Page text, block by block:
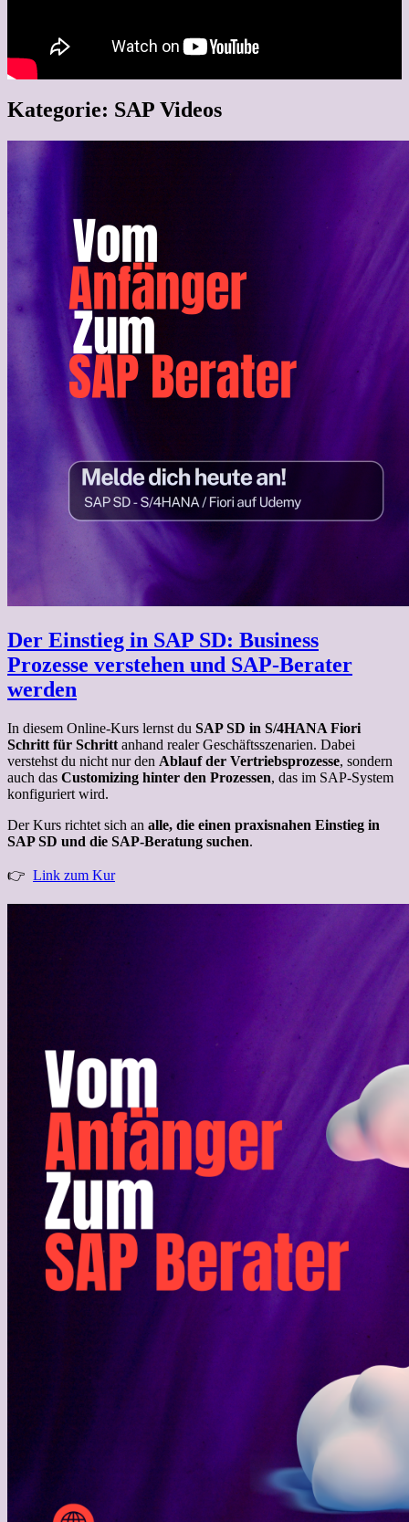
Kategorie: SAP Videos
Der Einstieg in SAP SD: Business
Prozesse verstehen und SAP-Berater
werden
In diesem Online-Kurs lernst du SAP SD in S/4HANA Fiori
Schritt für Schritt anhand realer Geschäftsszenarien. Dabei
verstehst du nicht nur den Ablauf der Vertriebsprozesse, sondern
auch das Customizing hinter den Prozessen, das im SAP-System
konfiguriert wird.
Der Kurs richtet sich an alle, die einen praxisnahen Einstieg in
SAP SD und die SAP-Beratung suchen.
👉 Link zum Kur